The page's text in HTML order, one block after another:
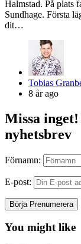
Halmstad. På plats
Sundhage. Första
dit…
Posted
by
Tobias
8 år ago
Missa
nyhetsbrev
Förnamn:
E-post:
You might like